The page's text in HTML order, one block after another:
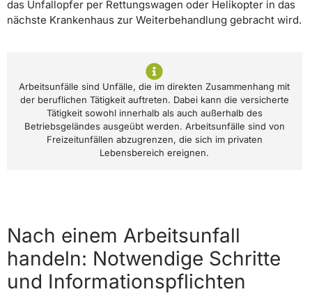
das Unfallopfer per Rettungswagen oder Helikopter in das
nächste Krankenhaus zur Weiterbehandlung gebracht wird.
Arbeitsunfälle sind Unfälle, die im direkten Zusammenhang mit
der beruflichen Tätigkeit auftreten. Dabei kann die versicherte
Tätigkeit sowohl innerhalb als auch außerhalb des
Betriebsgeländes ausgeübt werden. Arbeitsunfälle sind von
Freizeitunfällen abzugrenzen, die sich im privaten
Lebensbereich ereignen.
Nach einem Arbeitsunfall
handeln: Notwendige Schritte
und Informationspflichten